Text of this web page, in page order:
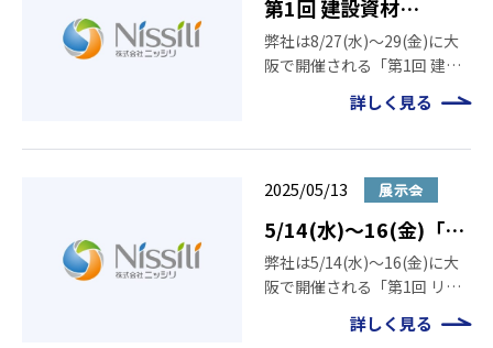
第1回 建設資材
EXPO［大阪］（2025
年8月27日〜29日）出
展のご案内
弊社は8/27(水)～29(金)に大
阪で開催される「第1回 建設
資材EXPO [大阪]」に出展い
たします。ぜひニッシリブー
(金) 10:00～17:00 […]
詳しく見る
2025/05/13 展示会
5/14(水)～16(金)「第
1回 リサイクルテック
ジャパン[大阪]」に出
展いたします
弊社は5/14(水)～16(金)に大
阪で開催される「第1回 リサ
イクルテック ジャパン[大
阪]」に出展いたします。ぜひ
詳しく見る